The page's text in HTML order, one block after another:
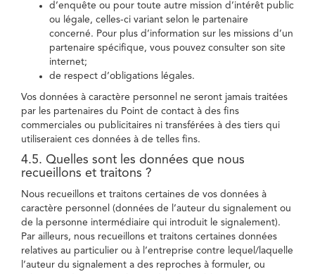
d’enquête ou pour toute autre mission d’intérêt public
ou légale, celles-ci variant selon le partenaire
concerné. Pour plus d’information sur les missions d’un
partenaire spécifique, vous pouvez consulter son site
internet;
de respect d’obligations légales.
Vos données à caractère personnel ne seront jamais traitées
par les partenaires du Point de contact à des fins
commerciales ou publicitaires ni transférées à des tiers qui
utiliseraient ces données à de telles fins.
4.5. Quelles sont les données que nous
recueillons et traitons ?
Nous recueillons et traitons certaines de vos données à
caractère personnel (données de l’auteur du signalement ou
de la personne intermédiaire qui introduit le signalement).
Par ailleurs, nous recueillons et traitons certaines données
relatives au particulier ou à l’entreprise contre lequel/laquelle
l’auteur du signalement a des reproches à formuler, ou